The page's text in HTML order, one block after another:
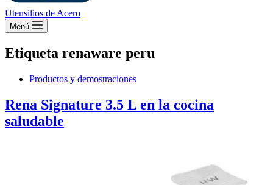
Utensilios de Acero
Menú
Etiqueta renaware peru
Productos y demostraciones
Rena Signature 3.5 L en la cocina
saludable